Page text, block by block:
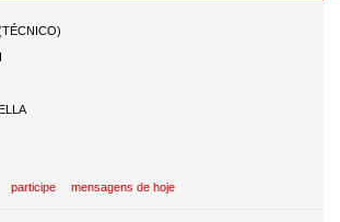
participe mensagens de hoje